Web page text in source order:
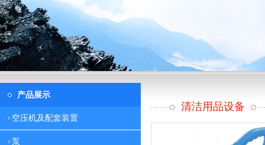
产品展示
空压机及配套装置
泵
清洁用品设备